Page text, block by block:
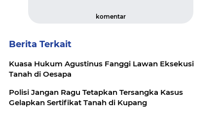
komentar
Berita Terkait
Kuasa Hukum Agustinus Fanggi Lawan Eksekusi
Tanah di Oesapa
Polisi Jangan Ragu Tetapkan Tersangka Kasus
Gelapkan Sertifikat Tanah di Kupang